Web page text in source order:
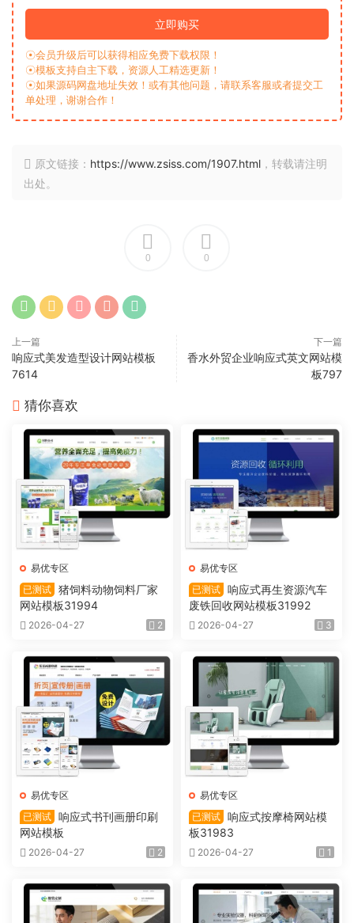
立即购买
☉会员升级后可以获得相应免费下载权限！
☉模板支持自主下载，资源人工精选更新！
☉如果源码网盘地址失效！或有其他问题，请联系客服或者提交工
单处理，谢谢合作！
原文链接： https://www.zsiss.com/1907.html ，转载请注明
出处。
0 0
上一篇
响应式美发造型设计网站模板
7614
下一篇
香水外贸企业响应式英文网站模
板797
猜你喜欢
易优专区
已测试 猪饲料动物饲料厂家
网站模板31994
2026-04-27 2
易优专区
已测试 响应式再生资源汽车
废铁回收网站模板31992
2026-04-27 3
易优专区
已测试 响应式书刊画册印刷
网站模板
2026-04-27 2
易优专区
已测试 响应式按摩椅网站模
板31983
2026-04-27 1